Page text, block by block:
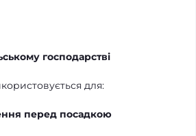
господарстві
для:
перед посадкою